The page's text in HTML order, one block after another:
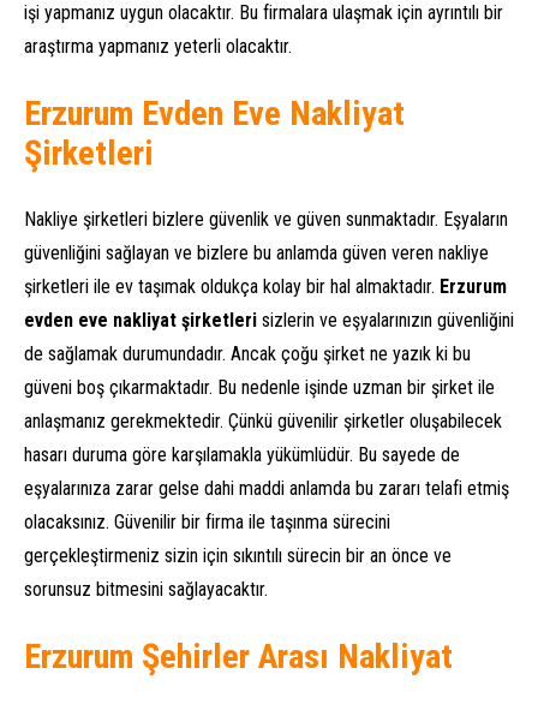
işi yapmanız uygun olacaktır. Bu firmalara ulaşmak için ayrıntılı bir
araştırma yapmanız yeterli olacaktır.
Erzurum Evden Eve Nakliyat
Şirketleri
Nakliye şirketleri bizlere güvenlik ve güven sunmaktadır. Eşyaların
güvenliğini sağlayan ve bizlere bu anlamda güven veren nakliye
şirketleri ile ev taşımak oldukça kolay bir hal almaktadır. Erzurum
evden eve nakliyat şirketleri sizlerin ve eşyalarınızın güvenliğini
de sağlamak durumundadır. Ancak çoğu şirket ne yazık ki bu
güveni boş çıkarmaktadır. Bu nedenle işinde uzman bir şirket ile
anlaşmanız gerekmektedir. Çünkü güvenilir şirketler oluşabilecek
hasarı duruma göre karşılamakla yükümlüdür. Bu sayede de
eşyalarınıza zarar gelse dahi maddi anlamda bu zararı telafi etmiş
olacaksınız. Güvenilir bir firma ile taşınma sürecini
gerçekleştirmeniz sizin için sıkıntılı sürecin bir an önce ve
sorunsuz bitmesini sağlayacaktır.
Erzurum Şehirler Arası Nakliyat